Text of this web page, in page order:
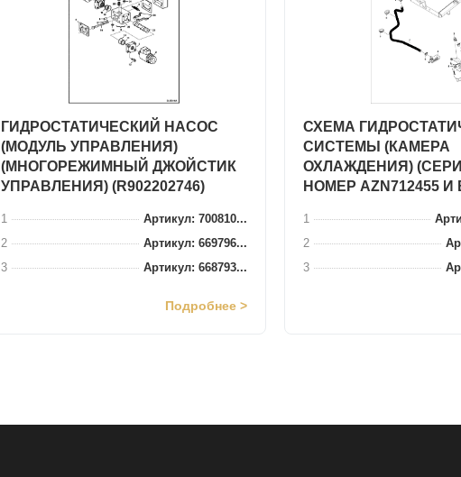
ГИДРОСТАТИЧЕСКИЙ НАСОС
(МОДУЛЬ УПРАВЛЕНИЯ)
(МНОГОРЕЖИМНЫЙ ДЖОЙСТИК
УПРАВЛЕНИЯ) (R902202746)
1
Артикул: 700810...
2
Артикул: 669796...
3
Артикул: 668793...
Подробнее >
СХЕМА
СИСТЕМЫ (КАМЕРА
ОХЛАЖДЕНИЯ)
НОМЕР AZN712455
1
2
3